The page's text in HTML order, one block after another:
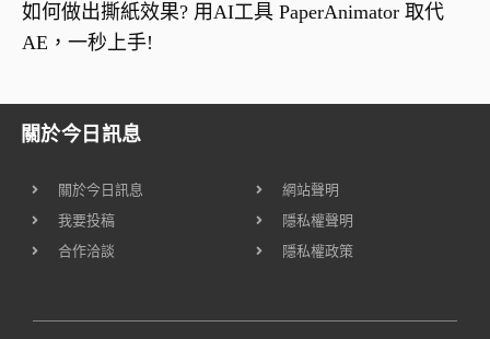
如何做出撕紙效果? 用AI工具 PaperAnimator 取代
AE，一秒上手!
關於今日訊息
關於今日訊息
我要投稿
合作洽談
網站聲明
隱私權聲明
隱私權政策